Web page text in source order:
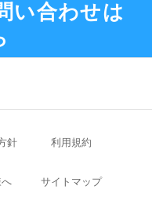
い合わせは
針 利用規約
サイトマップ